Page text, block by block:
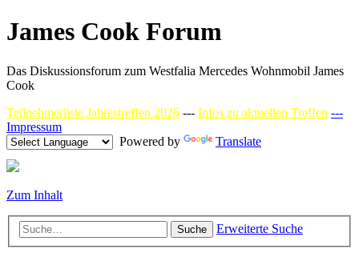
James Cook Forum
Das Diskussionsforum zum Westfalia Mercedes Wohnmobil James
Cook
Teilnehmerliste Jahrestreffen 2026 --- Infos zu aktuellen Treffen ---
Impressum
Powered by
Translate
Zum Inhalt
Suche Erweiterte Suche